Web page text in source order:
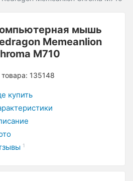
мышь
Memeanlion
M710
товара: 135148
купить
1